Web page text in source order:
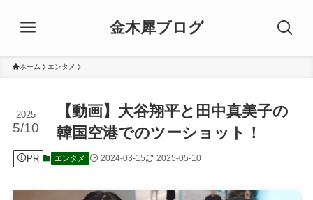
金木犀ブログ
ホーム エンタメ
【動画】大谷翔平と田中真美子の
韓国空港でのツーショット！
2025
5/10
PR エンタメ 2024-03-15 2025-05-10